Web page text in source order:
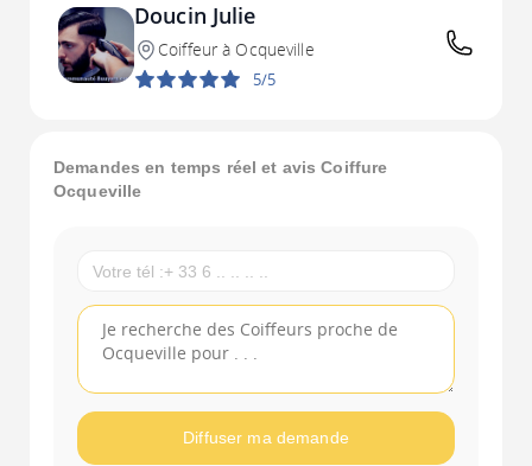
Doucin Julie
Coiffeur à Ocqueville
5/5
Demandes en temps réel et avis Coiffure
Ocqueville
Diffuser ma demande